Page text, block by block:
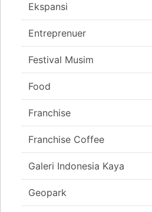
Ekspansi
Entreprenuer
Festival Musim
Food
Franchise
Franchise Coffee
Galeri Indonesia Kaya
Geopark